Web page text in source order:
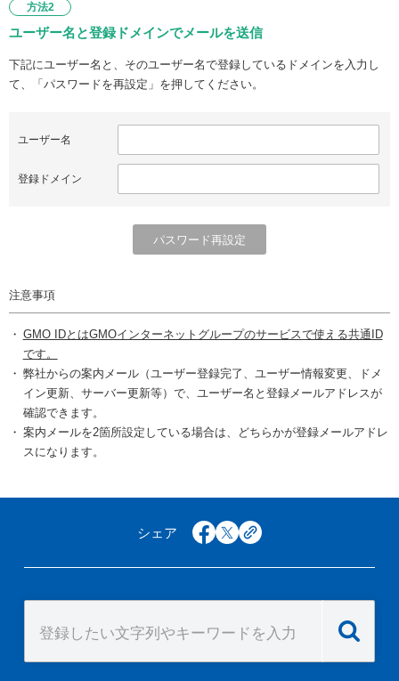
方法2
ユーザー名と登録ドメインでメールを送信
下記にユーザー名と、そのユーザー名で登録しているドメインを入力し
て、「パスワードを再設定」を押してください。
ユーザー名
登録ドメイン
注意事項
GMO IDとはGMOインターネットグループのサービスで使える共通ID
です。
弊社からの案内メール（ユーザー登録完了、ユーザー情報変更、ドメ
イン更新、サーバー更新等）で、ユーザー名と登録メールアドレスが
確認できます。
案内メールを2箇所設定している場合は、どちらかが登録メールアドレ
スになります。
シェア facebook
x copy